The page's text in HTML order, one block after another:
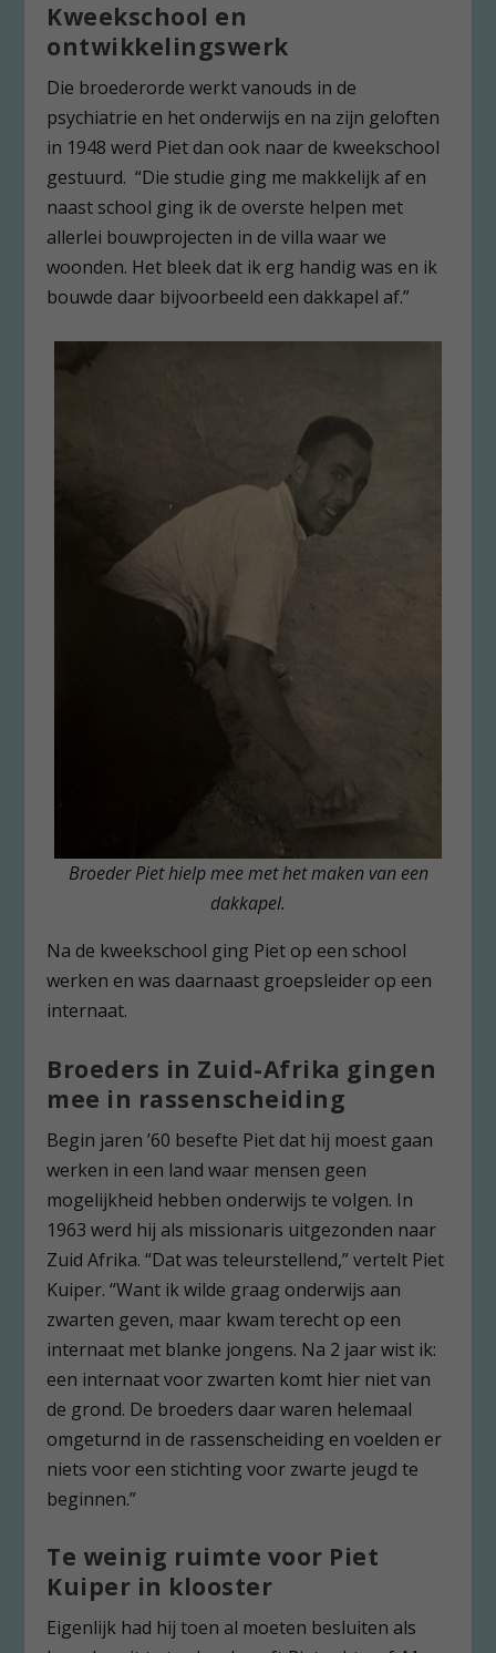
Kweekschool en
ontwikkelingswerk
Die broederorde werkt vanouds in de
psychiatrie en het onderwijs en na zijn geloften
in 1948 werd Piet dan ook naar de kweekschool
gestuurd. “Die studie ging me makkelijk af en
naast school ging ik de overste helpen met
allerlei bouwprojecten in de villa waar we
woonden. Het bleek dat ik erg handig was en ik
bouwde daar bijvoorbeeld een dakkapel af.”
Broeder Piet hielp mee met het maken van een
dakkapel.
Na de kweekschool ging Piet op een school
werken en was daarnaast groepsleider op een
internaat.
Broeders in Zuid-Afrika gingen
mee in rassenscheiding
Begin jaren ’60 besefte Piet dat hij moest gaan
werken in een land waar mensen geen
mogelijkheid hebben onderwijs te volgen. In
1963 werd hij als missionaris uitgezonden naar
Zuid Afrika. “Dat was teleurstellend,” vertelt Piet
Kuiper. “Want ik wilde graag onderwijs aan
zwarten geven, maar kwam terecht op een
internaat met blanke jongens. Na 2 jaar wist ik:
een internaat voor zwarten komt hier niet van
de grond. De broeders daar waren helemaal
omgeturnd in de rassenscheiding en voelden er
niets voor een stichting voor zwarte jeugd te
beginnen.”
Te weinig ruimte voor Piet
Kuiper in klooster
Eigenlijk had hij toen al moeten besluiten als